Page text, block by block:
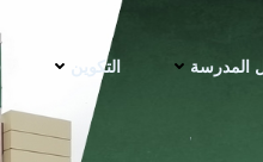
المدرسة التكوين